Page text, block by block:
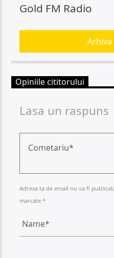
Gold FM Radio
Opiniile cititorului
Lasa un raspuns
Adresa ta de email nu va fi
marcate *